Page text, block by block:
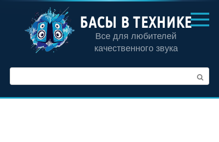
контенту
БАСЫ В ТЕХНИКЕ
Все для любителей
качественного звука